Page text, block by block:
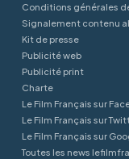
Conditions générales
Signalement contenu
Kit de presse
Publicité web
Publicité print
Charte
Le Film Français sur
Le Film Français sur
Le Film Français sur
Toutes les news